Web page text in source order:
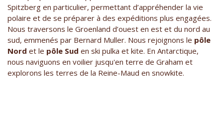
Spitzberg en particulier, permettant d’appréhender la vie
polaire et de se préparer à des expéditions plus engagées.
Nous traversons le Groenland d’ouest en est et du nord au
sud, emmenés par Bernard Muller. Nous rejoignons le pôle
Nord et le pôle Sud en ski pulka et kite. En Antarctique,
nous naviguons en voilier jusqu'en terre de Graham et
explorons les terres de la Reine-Maud en snowkite.